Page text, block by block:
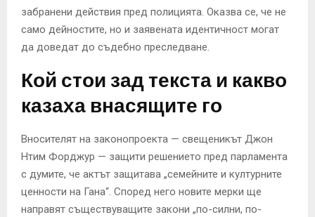
забранени действия пред полицията. Оказва се, че не
само дейностите, но и заявената идентичност могат
да доведат до съдебно преследване.
Кой стои зад текста и какво
казаха внасящите го
Вносителят на законопроекта — свещеникът Джон
Нтим Форджур — защити решението пред парламента
с думите, че актът защитава „семейните и културните
ценности на Гана“. Според него новите мерки ще
направят съществуващите закони „по-силни, по-